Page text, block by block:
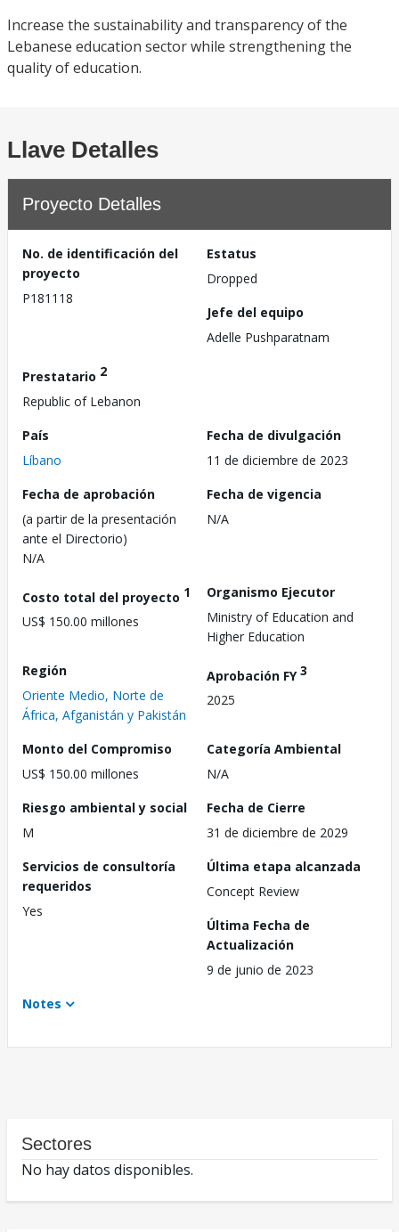
Increase the sustainability and transparency of the
Lebanese education sector while strengthening the
quality of education.
Llave Detalles
Proyecto Detalles
No. de identificación del
proyecto
P181118
Estatus
Dropped
Jefe del equipo
Adelle Pushparatnam
Prestatario 2
Republic of Lebanon
País
Líbano
Fecha de divulgación
11 de diciembre de 2023
Fecha de aprobación
(a partir de la presentación
ante el Directorio)
N/A
Fecha de vigencia
N/A
Costo total del proyecto 1
US$ 150.00 millones
Organismo Ejecutor
Ministry of Education and
Higher Education
Región
Oriente Medio, Norte de
África, Afganistán y Pakistán
Aprobación FY3
2025
Monto del Compromiso
US$ 150.00 millones
Categoría Ambiental
N/A
Riesgo ambiental y social
M
Fecha de Cierre
31 de diciembre de 2029
Servicios de consultoría
requeridos
Yes
Última etapa alcanzada
Concept Review
Última Fecha de
Actualización
9 de junio de 2023
Notes
Sectores
No hay datos disponibles.